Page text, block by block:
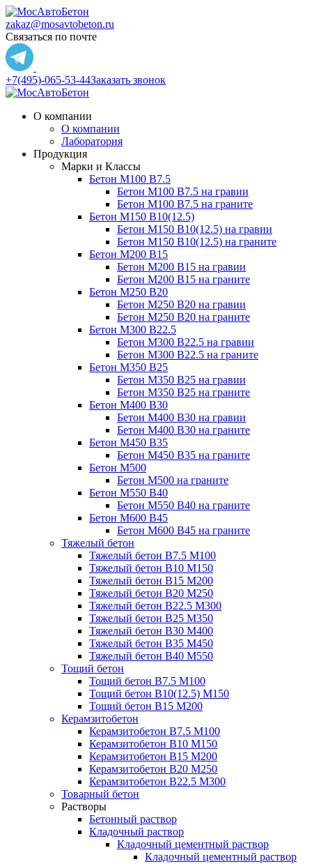
zakaz@mosavtobeton.ru
Связаться по почте
+7(495)-065-53-44Заказать звонок
О компании
О компании
Лаборатория
Продукция
Марки и Классы
Бетон М100 В7.5
Бетон М100 В7.5 на гравии
Бетон М100 В7.5 на граните
Бетон М150 В10(12.5)
Бетон М150 В10(12.5) на гравии
Бетон М150 В10(12.5) на граните
Бетон М200 В15
Бетон М200 В15 на гравии
Бетон М200 В15 на граните
Бетон М250 В20
Бетон М250 В20 на гравии
Бетон М250 В20 на граните
Бетон М300 В22.5
Бетон М300 В22.5 на гравии
Бетон М300 В22.5 на граните
Бетон М350 В25
Бетон М350 В25 на гравии
Бетон М350 В25 на граните
Бетон М400 В30
Бетон М400 В30 на гравии
Бетон М400 В30 на граните
Бетон М450 В35
Бетон М450 В35 на граните
Бетон М500
Бетон М500 на граните
Бетон М550 В40
Бетон М550 В40 на граните
Бетон М600 В45
Бетон М600 В45 на граните
Тяжелый бетон
Тяжелый бетон В7.5 М100
Тяжелый бетон В10 М150
Тяжелый бетон В15 М200
Тяжелый бетон В20 М250
Тяжелый бетон В22.5 М300
Тяжелый бетон В25 М350
Тяжелый бетон В30 М400
Тяжелый бетон В35 М450
Тяжелый бетон В40 М550
Тощий бетон
Тощий бетон В7.5 М100
Тощий бетон В10(12.5) М150
Тощий бетон В15 М200
Керамзитобетон
Керамзитобетон В7.5 М100
Керамзитобетон В10 М150
Керамзитобетон В15 М200
Керамзитобетон В20 М250
Керамзитобетон В22.5 М300
Товарный бетон
Растворы
Бетонный раствор
Кладочный раствор
Кладочный цементный раствор
Кладочный цементный раствор